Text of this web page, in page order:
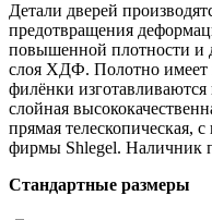
Детали дверей
предотвращения
повышенной плотности и
слоя ХДФ. Полотно
филёнки
слойная
прямая
фирмы Shlegel. Наличник
Стандартные размеры